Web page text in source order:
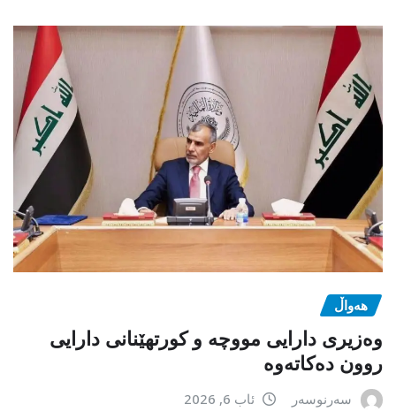
هەواڵ
وەزیری دارایی مووچە و کورتهێنانی دارایی
روون دەکاتەوە
سەرنوسەر ئاب 6, 2026